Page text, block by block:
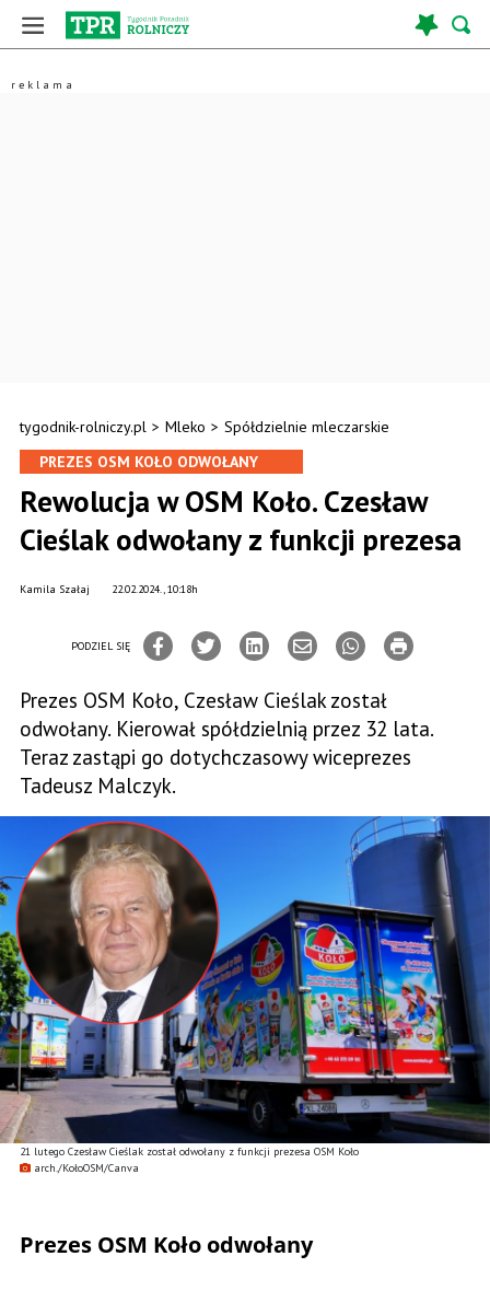
tygodnik-rolniczy.pl > Mleko > Spółdzielnie mleczarskie
21 lutego Czesław Cieślak został odwołany z funkcji prezesa OSM Koło
arch./KołoOSM/Canva
PREZES OSM KOŁO ODWOŁANY
Rewolucja w OSM Koło. Czesław
Cieślak odwołany z funkcji prezesa
22.02.2024., 10:18h
Kamila Szałaj
PODZIEL SIĘ
Prezes OSM Koło, Czesław Cieślak został
odwołany. Kierował spółdzielnią przez 32 lata.
Teraz zastąpi go dotychczasowy wiceprezes
Tadeusz Malczyk.
Prezes OSM Koło odwołany